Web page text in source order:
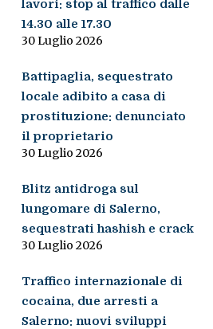
lavori: stop al traffico dalle
14.30 alle 17.30
30 Luglio 2026
Battipaglia, sequestrato
locale adibito a casa di
prostituzione: denunciato
il proprietario
30 Luglio 2026
Blitz antidroga sul
lungomare di Salerno,
sequestrati hashish e crack
30 Luglio 2026
Traffico internazionale di
cocaina, due arresti a
Salerno: nuovi sviluppi